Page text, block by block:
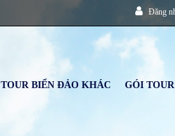
Đăng
TOUR BIỂN ĐẢO KHÁC GÓI TOUR